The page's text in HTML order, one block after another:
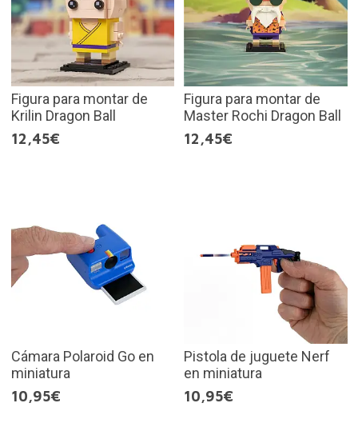
Figura para montar de
Krilin Dragon Ball
12,45€
Figura para montar de
Master Rochi Dragon Ball
12,45€
Cámara Polaroid Go en
miniatura
10,95€
Pistola de juguete Nerf
en miniatura
10,95€